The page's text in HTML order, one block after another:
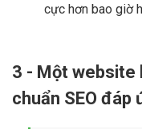
cực hơn bao giờ
3 - Một website
chuẩn SEO đáp